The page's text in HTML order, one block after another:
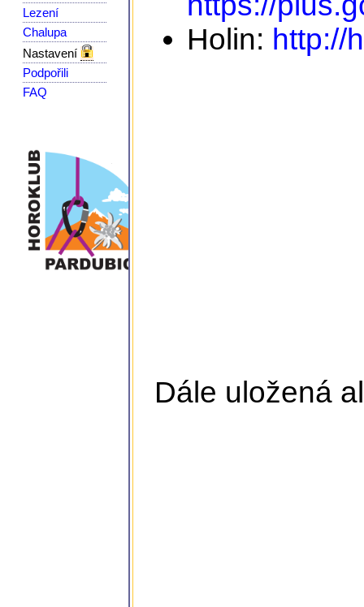
Lezení
Chalupa
Nastavení
Podpořili
FAQ
Holin: http://
Dále uložená